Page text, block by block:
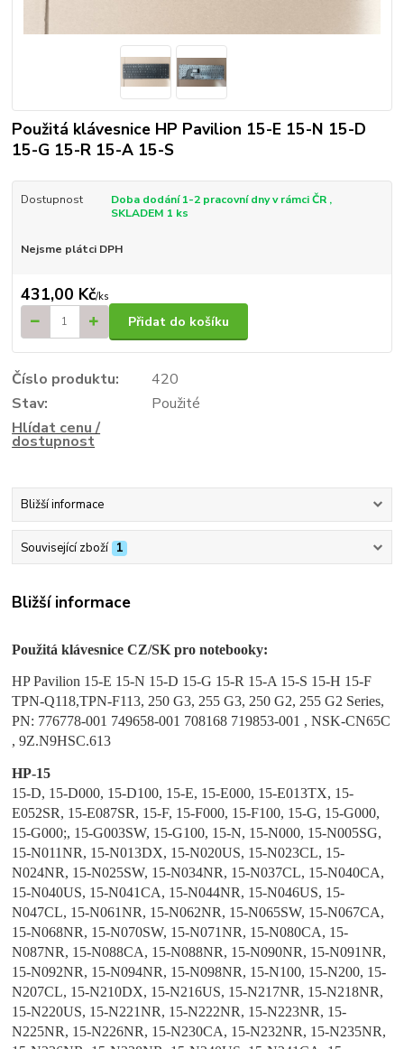
Použitá klávesnice HP Pavilion 15-E 15-N 15-D
15-G 15-R 15-A 15-S
Dostupnost
Doba dodání 1-2 pracovní dny v rámci ČR ,
SKLADEM 1 ks
Nejsme plátci DPH
431,00 Kč/ks
Přidat do košíku
Číslo produktu:
420
Stav:
Použité
Hlídat cenu /
dostupnost
Bližší informace
Související zboží 1
Bližší informace
Použitá klávesnice CZ/SK pro notebooky:
HP Pavilion 15-E 15-N 15-D 15-G 15-R 15-A 15-S 15-H 15-F
TPN-Q118,TPN-F113, 250 G3, 255 G3, 250 G2, 255 G2 Series,
PN: 776778-001 749658-001 708168 719853-001 , NSK-CN65C
, 9Z.N9HSC.613
HP-15
15-D, 15-D000, 15-D100, 15-E, 15-E000, 15-E013TX, 15-
E052SR, 15-E087SR, 15-F, 15-F000, 15-F100, 15-G, 15-G000,
15-G000;, 15-G003SW, 15-G100, 15-N, 15-N000, 15-N005SG,
15-N011NR, 15-N013DX, 15-N020US, 15-N023CL, 15-
N024NR, 15-N025SW, 15-N034NR, 15-N037CL, 15-N040CA,
15-N040US, 15-N041CA, 15-N044NR, 15-N046US, 15-
N047CL, 15-N061NR, 15-N062NR, 15-N065SW, 15-N067CA,
15-N068NR, 15-N070SW, 15-N071NR, 15-N080CA, 15-
N087NR, 15-N088CA, 15-N088NR, 15-N090NR, 15-N091NR,
15-N092NR, 15-N094NR, 15-N098NR, 15-N100, 15-N200, 15-
N207CL, 15-N210DX, 15-N216US, 15-N217NR, 15-N218NR,
15-N220US, 15-N221NR, 15-N222NR, 15-N223NR, 15-
N225NR, 15-N226NR, 15-N230CA, 15-N232NR, 15-N235NR,